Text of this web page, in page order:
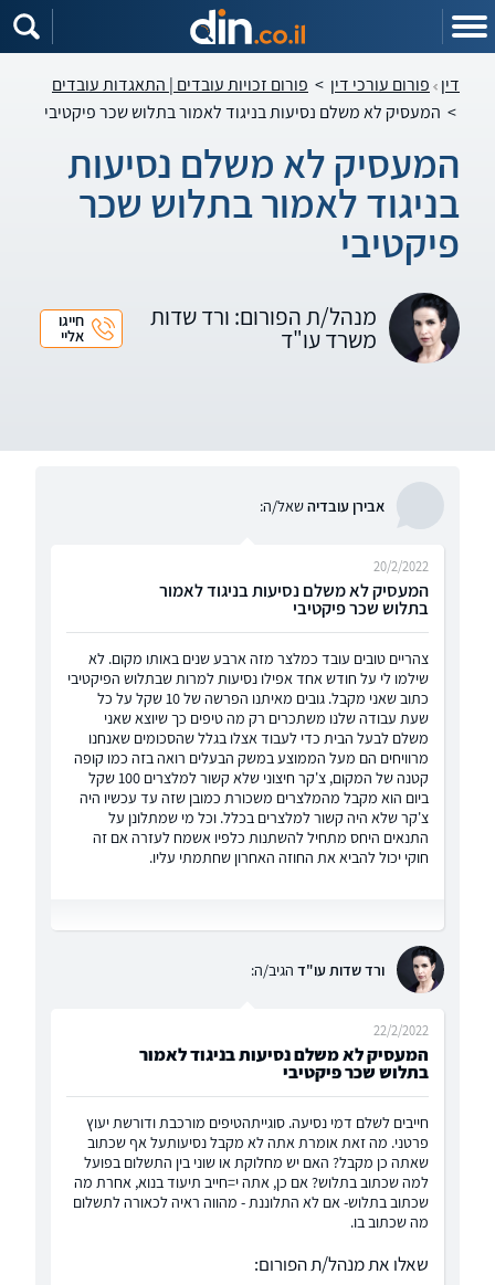
דין פורום עורכי דין > פורום זכויות עובדים | התאגדות עובדים
> המעסיק לא משלם נסיעות בניגוד לאמור בתלוש שכר פיקטיבי
המעסיק לא משלם נסיעות
בניגוד לאמור בתלוש שכר
פיקטיבי
מנהל/ת הפורום: ורד שדות
משרד עו"ד
חייגו
אליי
אבירן עובדיהשאל/ה:
המעסיק לא משלם נסיעות בניגוד לאמור
בתלוש שכר פיקטיבי
20/2/2022
צהריים טובים עובד כמלצר מזה ארבע שנים באותו מקום. לא
שילמו לי על חודש אחד אפילו נסיעות למרות שבתלוש הפיקטיבי
כתוב שאני מקבל. גובים מאיתנו הפרשה של 10 שקל על כל
שעת עבודה שלנו משתכרים רק מה טיפים כך שיוצא שאני
משלם לבעל הבית כדי לעבוד אצלו בגלל שהסכומים שאנחנו
מרוויחים הם מעל הממוצע במשק הבעלים רואה בזה כמו קופה
קטנה של המקום, צ'קר חיצוני שלא קשור למלצרים 100 שקל
ביום הוא מקבל מהמלצרים משכורת כמובן שזה עד עכשיו היה
צ'קר שלא היה קשור למלצרים בכלל. וכל מי שמתלונן על
התנאים היחס מתחיל להשתנות כלפיו אשמח לעזרה אם זה
חוקי יכול להביא את החוזה האחרון שחתמתי עליו.
ורד שדות עו"ד הגיב/ה:
המעסיק לא משלם נסיעות בניגוד לאמור
בתלוש שכר פיקטיבי
22/2/2022
חייבים לשלם דמי נסיעה. סוגייתהטיפים מורכבת ודורשת יעוץ
פרטני. מה זאת אומרת אתה לא מקבל נסיעותעל אף שכתוב
שאתה כן מקבל? האם יש מחלוקת או שוני בין התשלום בפועל
למה שכתוב בתלוש? אם כן, אתה י=חייב תיעוד בנוא, אחרת מה
שכתוב בתלוש- אם לא התלוננת - מהווה ראיה לכאורה לתשלום
מה שכתוב בו.
שאלו את מנהל/ת הפורום: